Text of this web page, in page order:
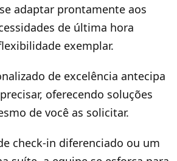
adaptar prontamente aos
de última hora
exemplar.
de excelência antecipa
oferecendo soluções
de você as solicitar.
check-in diferenciado ou um